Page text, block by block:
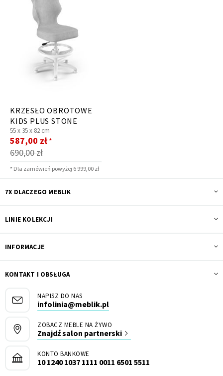
KRZESŁO OBROTOWE
KIDS PLUS STONE
55 x 35 x 82 cm
690,00 zł
Cena
promocyjna
587,00 zł *
* Dla zamówień powyżej 6 999,00 zł
7X DLACZEGO MEBLIK
LINIE KOLEKCJI
INFORMACJE
KONTAKT I OBSŁUGA
NAPISZ DO NAS
infolinia@meblik.pl
ZOBACZ MEBLE NA ŻYWO
Znajdź salon partnerski
KONTO BANKOWE
10 1240 1037 1111 0011 6501 5511